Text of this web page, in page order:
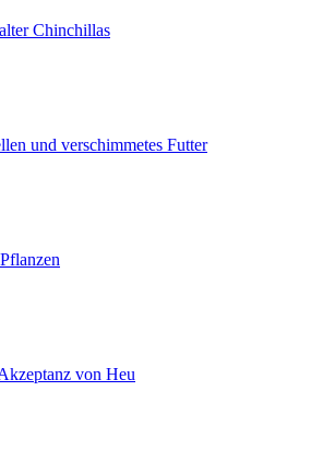
Chinchillas
und verschimmetes Futter
von Heu